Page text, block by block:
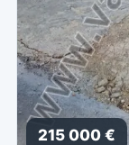
215 000 €